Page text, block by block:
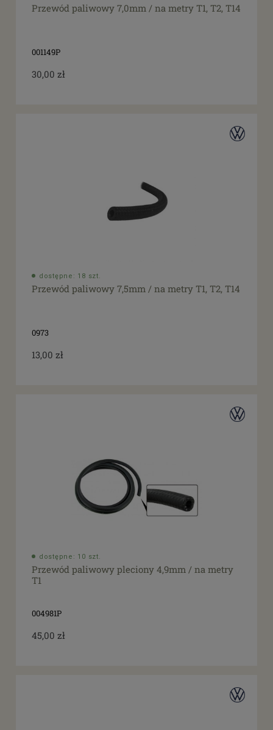
Przewód paliwowy 7,0mm / na metry T1, T2, T14
001149P
30,00 zł
dostępne: 18 szt.
Przewód paliwowy 7,5mm / na metry T1, T2, T14
0973
13,00 zł
dostępne: 10 szt.
Przewód paliwowy pleciony 4,9mm / na metry
T1
004981P
45,00 zł